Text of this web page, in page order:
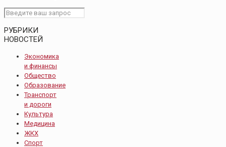
РУБРИКИ
НОВОСТЕЙ
Экономика
и финансы
Общество
Образование
Транспорт
и дороги
Культура
Медицина
ЖКХ
Спорт